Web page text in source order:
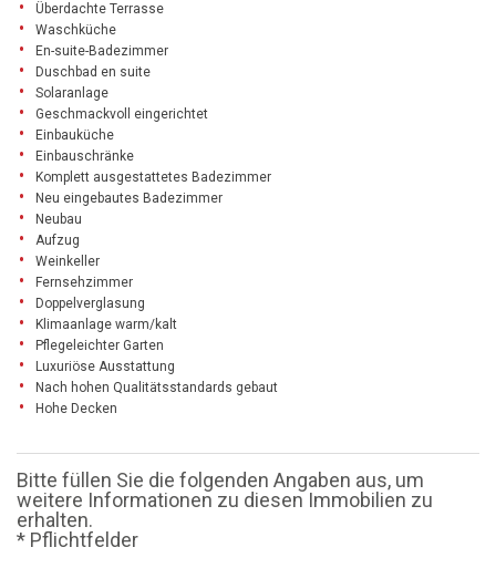
Überdachte Terrasse
Waschküche
En-suite-Badezimmer
Duschbad en suite
Solaranlage
Geschmackvoll eingerichtet
Einbauküche
Einbauschränke
Komplett ausgestattetes Badezimmer
Neu eingebautes Badezimmer
Neubau
Aufzug
Weinkeller
Fernsehzimmer
Doppelverglasung
Klimaanlage warm/kalt
Pflegeleichter Garten
Luxuriöse Ausstattung
Nach hohen Qualitätsstandards gebaut
Hohe Decken
Bitte füllen Sie die folgenden Angaben aus, um
weitere Informationen zu diesen Immobilien zu
erhalten.
* Pflichtfelder